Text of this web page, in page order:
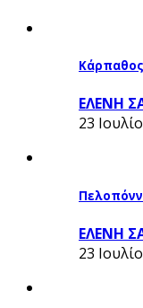
Κάρπαθος
ΕΛΕΝΗ
23
ΕΛΕΝΗ
23